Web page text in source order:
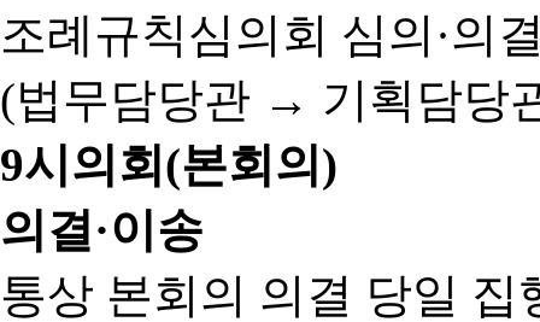
조례규칙심의회 심의·의
(법무담당관 → 기획담당
9시의회(본회의)
의결·이송
통상 본회의 의결 당일 집